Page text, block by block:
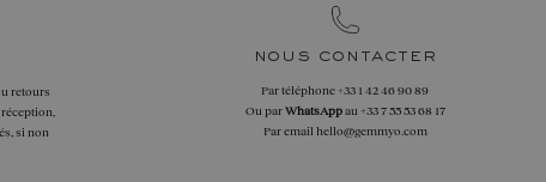
retours
si non
nous contacter
Par téléphone+33 1 42 46 90 89
Ou parWhatsAppau +33 7 55 53 68 17
Par email hello@gemmyo.com